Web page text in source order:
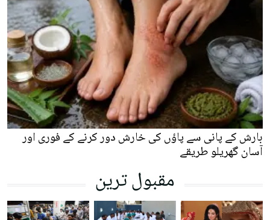
بارش کے پانی سے پاؤں کی خارش دور کرنے کے فوری اور
آسان گھریلو طریقے
مقبول ترین